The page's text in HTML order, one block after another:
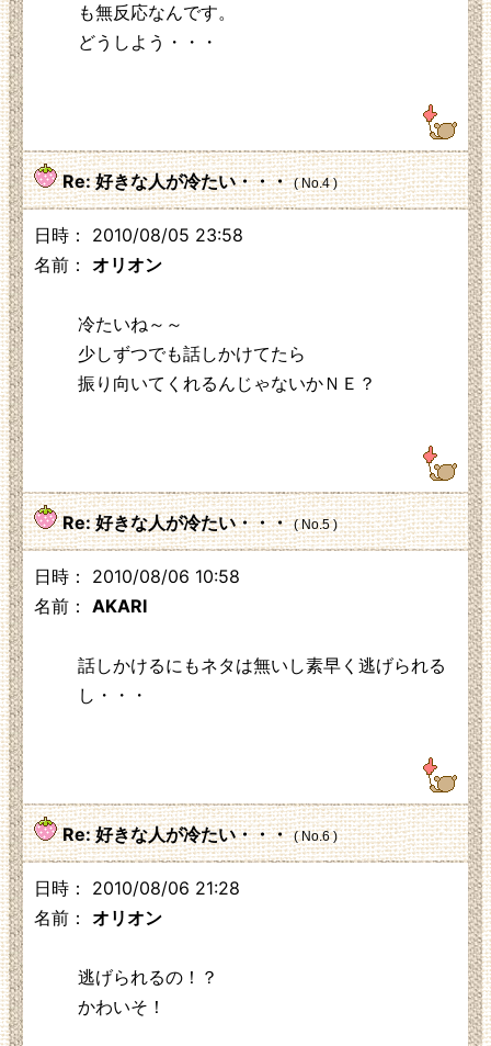
も無反応なんです。
どうしよう・・・
Re: 好きな人が冷たい・・・ ( No.4 )
日時： 2010/08/05 23:58
名前： オリオン
冷たいね～～
少しずつでも話しかけてたら
振り向いてくれるんじゃないかＮＥ？
Re: 好きな人が冷たい・・・ ( No.5 )
日時： 2010/08/06 10:58
名前： AKARI
話しかけるにもネタは無いし素早く逃げられる
し・・・
Re: 好きな人が冷たい・・・ ( No.6 )
日時： 2010/08/06 21:28
名前： オリオン
逃げられるの！？
かわいそ！